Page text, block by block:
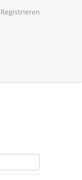
Registrieren